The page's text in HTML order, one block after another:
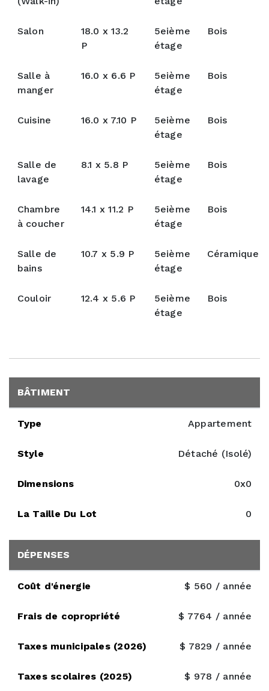
Salon
18.0 x 13.2
P
5eième
étage
Bois
Salle à
manger
16.0 x 6.6 P
5eième
étage
Bois
Cuisine 16.0 x 7.10 P
5eième
étage
Bois
Salle de
lavage
8.1 x 5.8 P
5eième
étage
Bois
Chambre
à coucher
14.1 x 11.2 P
5eième
étage
Bois
Salle de
bains
10.7 x 5.9 P
5eième
étage
Céramique
Couloir 12.4 x 5.6 P
5eième
étage
Bois
BÂTIMENT
Type Appartement
Style Détaché (Isolé)
Dimensions 0x0
La Taille Du Lot 0
DÉPENSES
Coût d'énergie $ 560 / année
Frais de copropriété $ 7764 / année
Taxes municipales (2026) $ 7829 / année
Taxes scolaires (2025) $ 978 / année